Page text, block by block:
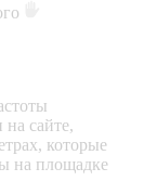
сайте,
которые
на площадке